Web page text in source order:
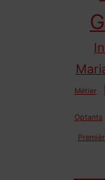
Métier
Optants